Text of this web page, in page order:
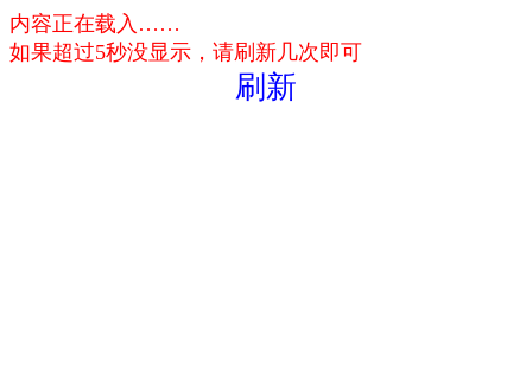
内容正在载入……
如果超过5秒没显示，请刷新几次即可
刷新